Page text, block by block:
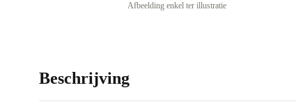
Afbeelding enkel ter illustratie
Beschrijving